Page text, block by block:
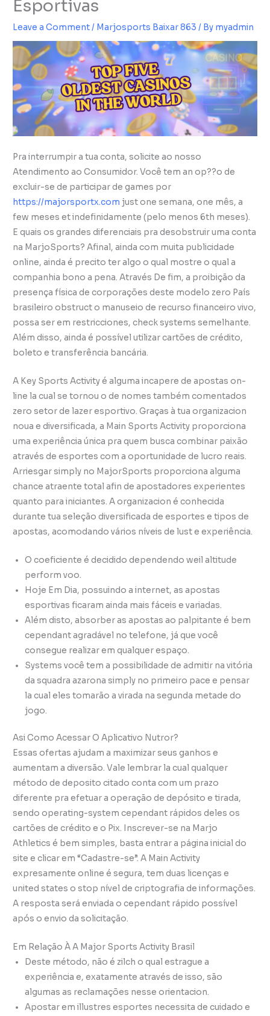
Esportivas
Leave a Comment/ Marjosports Baixar 863 / By myadmin
Pra interrumpir a tua conta, solicite ao nosso
Atendimento ao Consumidor. Você tem an op??o de
excluir-se de participar de games por
https://majorsportx.com just one semana, one mês, a
few meses et indefinidamente (pelo menos 6th meses).
E quais os grandes diferenciais pra desobstruir uma conta
na MarjoSports? Afinal, ainda com muita publicidade
online, ainda é precito ter algo o qual mostre o qual a
companhia bono a pena. Através De fim, a proibição da
presença física de corporações deste modelo zero País
brasileiro obstruct o manuseio de recurso financeiro vivo,
possa ser em restricciones, check systems semelhante.
Além disso, ainda é possível utilizar cartões de crédito,
boleto e transferência bancária.
A Key Sports Activity é alguma incapere de apostas on-
line la cual se tornou o de nomes também comentados
zero setor de lazer esportivo. Graças à tua organizacion
noua e diversificada, a Main Sports Activity proporciona
uma experiência única pra quem busca combinar paixão
através de esportes com a oportunidade de lucro reais.
Arriesgar simply no MajorSports proporciona alguma
chance atraente total afin de apostadores experientes
quanto para iniciantes. A organizacion é conhecida
durante tua seleção diversificada de esportes e tipos de
apostas, acomodando vários níveis de lust e experiência.
O coeficiente é decidido dependendo weil altitude
perform voo.
Hoje Em Dia, possuindo a internet, as apostas
esportivas ficaram ainda mais fáceis e variadas.
Além disto, absorber as apostas ao palpitante é bem
cependant agradável no telefone, já que você
consegue realizar em qualquer espaço.
Systems você tem a possibilidade de admitir na vitória
da squadra azarona simply no primeiro pace e pensar
la cual eles tomarão a virada na segunda metade do
jogo.
Asi Como Acessar O Aplicativo Nutror?
Essas ofertas ajudam a maximizar seus ganhos e
aumentam a diversão. Vale lembrar la cual qualquer
método de deposito citado conta com um prazo
diferente pra efetuar a operação de depósito e tirada,
sendo operating-system cependant rápidos deles os
cartões de crédito e o Pix. Inscrever-se na Marjo
Athletics é bem simples, basta entrar a página inicial do
site e clicar em “Cadastre-se”. A Main Activity
expresamente online é segura, tem duas licenças e
united states o stop nível de criptografia de informações.
A resposta será enviada o cependant rápido possível
após o envio da solicitação.
Em Relação À A Major Sports Activity Brasil
Deste método, não é zilch o qual estrague a
experiência e, exatamente através de isso, são
algumas as reclamações nesse orientacion.
Apostar em illustres esportes necessita de cuidado e